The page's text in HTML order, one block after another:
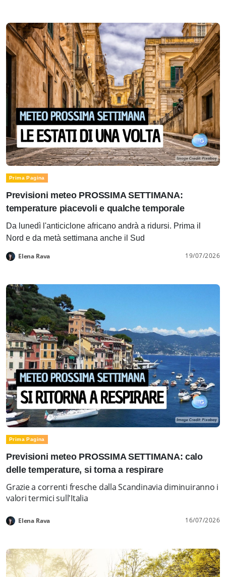
Prima Pagina
Previsioni meteo PROSSIMA SETTIMANA:
temperature piacevoli e qualche temporale
Da lunedì l'anticiclone africano andrà a ridursi. Prima il
Nord e da metà settimana anche il Sud
Elena Rava 19/07/2026
Prima Pagina
Previsioni meteo PROSSIMA SETTIMANA: calo
delle temperature, si torna a respirare
Grazie a correnti fresche dalla Scandinavia diminuiranno i
valori termici sull'Italia
Elena Rava 16/07/2026